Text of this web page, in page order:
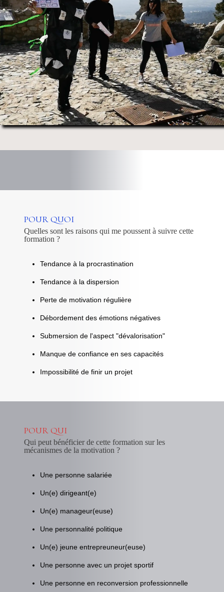
POUR QUOI
Quelles sont les raisons qui me poussent à suivre cette
formation ?
Tendance à la procrastination
Tendance à la dispersion
Perte de motivation régulière
Débordement des émotions négatives
Submersion de l'aspect "dévalorisation"
Manque de confiance en ses capacités
Impossibilité de finir un projet
POUR QUI
Qui peut bénéficier de cette formation sur les
mécanismes de la motivation ?
Une personne salariée
Un(e) dirigeant(e)
Un(e) manageur(euse)
Une personnalité politique
Un(e) jeune entrepreuneur(euse)
Une personne avec un projet sportif
Une personne en reconversion professionnelle